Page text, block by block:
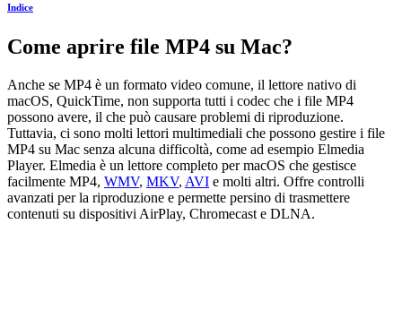
Indice
Come aprire file MP4 su Mac?
Anche se MP4 è un formato video comune, il lettore nativo di
macOS, QuickTime, non supporta tutti i codec che i file MP4
possono avere, il che può causare problemi di riproduzione.
Tuttavia, ci sono molti lettori multimediali che possono gestire i file
MP4 su Mac senza alcuna difficoltà, come ad esempio Elmedia
Player. Elmedia è un lettore completo per macOS che gestisce
facilmente MP4, WMV, MKV, AVI e molti altri. Offre controlli
avanzati per la riproduzione e permette persino di trasmettere
contenuti su dispositivi AirPlay, Chromecast e DLNA.